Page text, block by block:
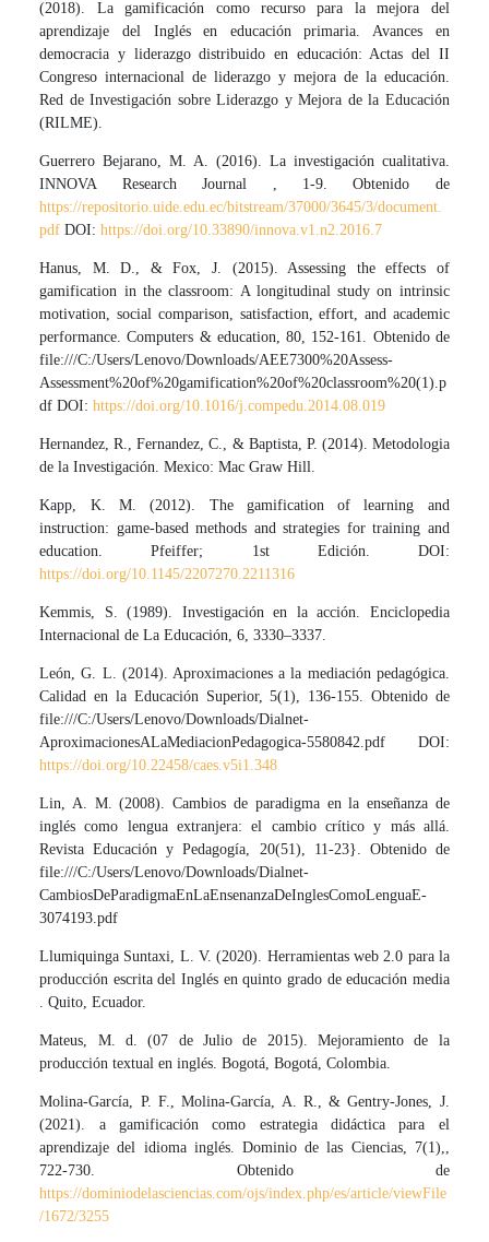
(2018). La gamificación como recurso para la mejora del
aprendizaje del Inglés en educación primaria. Avances en
democracia y liderazgo distribuido en educación: Actas del II
Congreso internacional de liderazgo y mejora de la educación.
Red de Investigación sobre Liderazgo y Mejora de la Educación
(RILME).
Guerrero Bejarano, M. A. (2016). La investigación cualitativa.
INNOVA Research Journal , 1-9. Obtenido de
https://repositorio.uide.edu.ec/bitstream/37000/3645/3/document.
pdf DOI:https://doi.org/10.33890/innova.v1.n2.2016.7
Hanus, M. D., & Fox, J. (2015). Assessing the effects of
gamification in the classroom: A longitudinal study on intrinsic
motivation, social comparison, satisfaction, effort, and academic
performance. Computers & education, 80, 152-161. Obtenido de
file:///C:/Users/Lenovo/Downloads/AEE7300%20Assess-
Assessment%20of%20gamification%20of%20classroom%20(1).p
df DOI:https://doi.org/10.1016/j.compedu.2014.08.019
Hernandez, R., Fernandez, C., & Baptista, P. (2014). Metodologia
de la Investigación. Mexico: Mac Graw Hill.
Kapp, K. M. (2012). The gamification of learning and
instruction: game-based methods and strategies for training and
education. Pfeiffer; 1st Edición. DOI:
https://doi.org/10.1145/2207270.2211316
Kemmis, S. (1989). Investigación en la acción. Enciclopedia
Internacional de La Educación, 6, 3330–3337.
León, G. L. (2014). Aproximaciones a la mediación pedagógica.
Calidad en la Educación Superior, 5(1), 136-155. Obtenido de
file:///C:/Users/Lenovo/Downloads/Dialnet-
AproximacionesALaMediacionPedagogica-5580842.pdf DOI:
https://doi.org/10.22458/caes.v5i1.348
Lin, A. M. (2008). Cambios de paradigma en la enseñanza de
inglés como lengua extranjera: el cambio crítico y más allá.
Revista Educación y Pedagogía, 20(51), 11-23}. Obtenido de
file:///C:/Users/Lenovo/Downloads/Dialnet-
CambiosDeParadigmaEnLaEnsenanzaDeInglesComoLenguaE-
3074193.pdf
Llumiquinga Suntaxi, L. V. (2020). Herramientas web 2.0 para la
producción escrita del Inglés en quinto grado de educación media
. Quito, Ecuador.
Mateus, M. d. (07 de Julio de 2015). Mejoramiento de la
producción textual en inglés. Bogotá, Bogotá, Colombia.
Molina-García, P. F., Molina-García, A. R., & Gentry-Jones, J.
(2021). a gamificación como estrategia didáctica para el
aprendizaje del idioma inglés. Dominio de las Ciencias, 7(1),,
722-730. Obtenido de
https://dominiodelasciencias.com/ojs/index.php/es/article/viewFile
/1672/3255